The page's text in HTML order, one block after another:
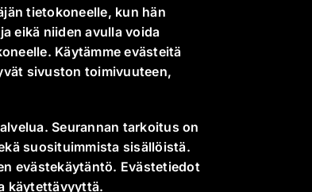
tietokoneelle, kun hän
eikä niiden avulla voida
Käytämme evästeitä
sivuston toimivuuteen,
Seurannan tarkoitus on
suosituimmista sisällöistä.
evästekäytäntö. Evästetiedot
käytettävyyttä.